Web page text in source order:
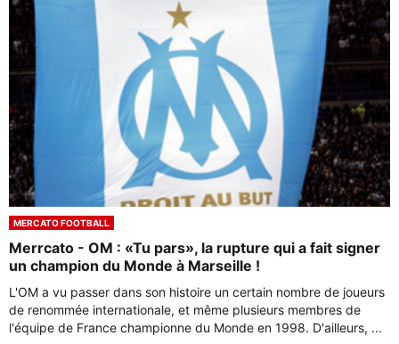
MERCATO FOOTBALL
Merrcato - OM : «Tu pars», la rupture qui a fait signer
un champion du Monde à Marseille !
L'OM a vu passer dans son histoire un certain nombre de joueurs
de renommée internationale, et même plusieurs membres de
l'équipe de France championne du Monde en 1998. D'ailleurs, ...